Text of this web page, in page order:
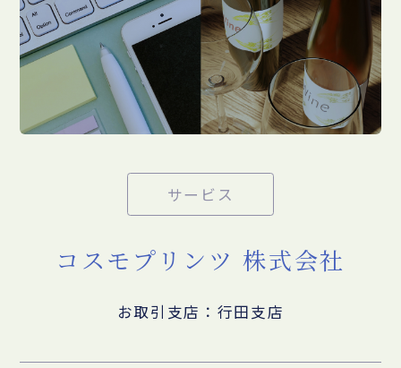
サービス
コスモプリンツ 株式会社
お取引支店：行田支店